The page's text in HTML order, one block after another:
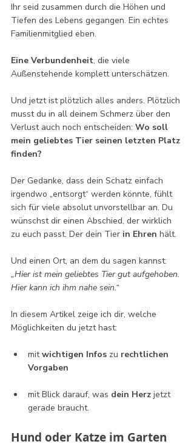
Ihr seid zusammen durch die Höhen und
Tiefen des Lebens gegangen. Ein echtes
Familienmitglied eben.
Eine Verbundenheit, die viele
Außenstehende komplett unterschätzen.
Und jetzt ist plötzlich alles anders. Plötzlich
musst du in all deinem Schmerz über den
Verlust auch noch entscheiden: Wo soll
mein geliebtes Tier seinen letzten Platz
finden?
Der Gedanke, dass dein Schatz einfach
irgendwo „entsorgt“ werden könnte, fühlt
sich für viele absolut unvorstellbar an. Du
wünschst dir einen Abschied, der wirklich
zu euch passt. Der dein Tier in Ehren hält.
Und einen Ort, an dem du sagen kannst:
„Hier ist mein geliebtes Tier gut aufgehoben.
Hier kann ich ihm nahe sein.“
In diesem Artikel zeige ich dir, welche
Möglichkeiten du jetzt hast:
mit wichtigen Infos zu rechtlichen
Vorgaben
mit Blick darauf, was dein Herz jetzt
gerade braucht.
Hund oder Katze im Garten